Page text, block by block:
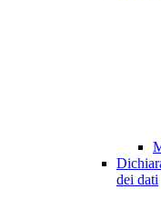
dei dati